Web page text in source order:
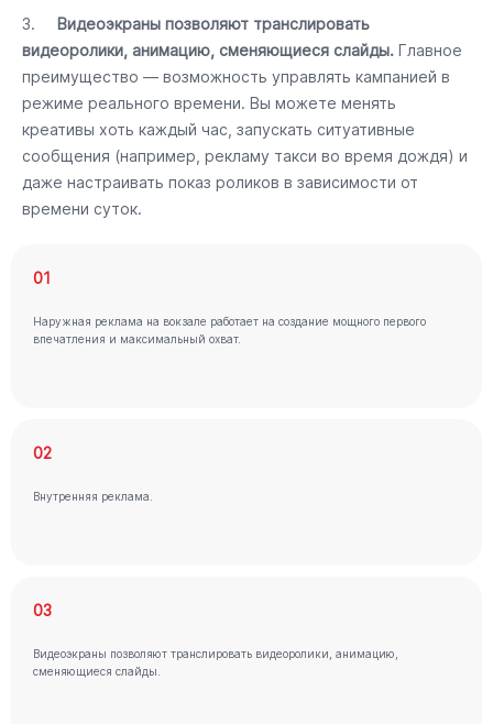
3. Видеоэкраны позволяют транслировать
видеоролики, анимацию, сменяющиеся слайды. Главное
преимущество — возможность управлять кампанией в
режиме реального времени. Вы можете менять
креативы хоть каждый час, запускать ситуативные
сообщения (например, рекламу такси во время дождя) и
даже настраивать показ роликов в зависимости от
времени суток.
01
Наружная реклама на вокзале работает на создание мощного первого
впечатления и максимальный охват.
02
Внутренняя реклама.
03
Видеоэкраны позволяют транслировать видеоролики, анимацию,
сменяющиеся слайды.